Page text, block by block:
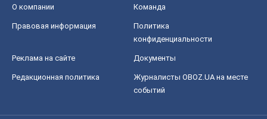
О компании Команда
Правовая информация
Политика
конфиденциальности
Реклама на сайте Документы
Редакционная политика
Журналисты OBOZ.UA на месте
событий